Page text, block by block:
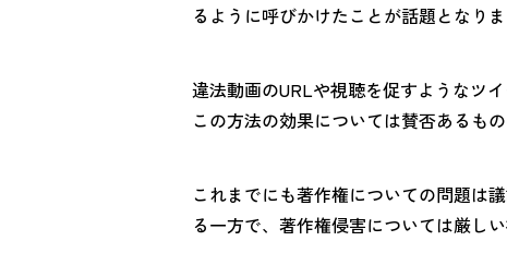
るように呼びかけたことが話題となりま
違法動画のURLや視聴を促すようなツ
この方法の効果については賛否あるも
これまでにも著作権についての問題は
る一方で、著作権侵害については厳し